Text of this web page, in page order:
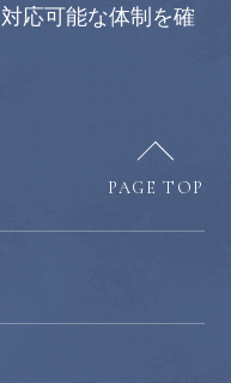
応可能な体制を確
PAGE TOP